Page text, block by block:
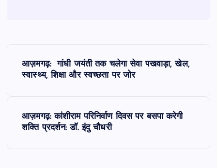
आज़मगढ़: गांधी जयंती तक चलेगा सेवा पखवाड़ा, खेल,
स्वास्थ्य, शिक्षा और स्वच्छता पर जोर
आज़मगढ़: कांशीराम परिनिर्वाण दिवस पर बसपा करेगी
शक्ति प्रदर्शन: डॉ. इंदु चौधरी